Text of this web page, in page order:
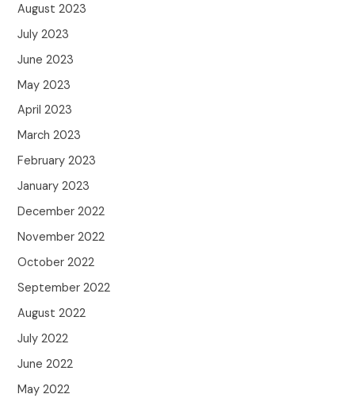
August 2023
July 2023
June 2023
May 2023
April 2023
March 2023
February 2023
January 2023
December 2022
November 2022
October 2022
September 2022
August 2022
July 2022
June 2022
May 2022